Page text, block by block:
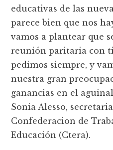
educativas de las
parece bien que nos
vamos a plantear que
reunión paritaria con
pedimos siempre, y
nuestra gran
ganancias en el
Sonia Alesso,
Confederacion de
Educación (Ctera).